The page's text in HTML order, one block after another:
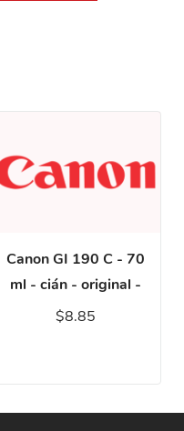
Canon GI 190 C - 70
ml - cián - original -
$8.85